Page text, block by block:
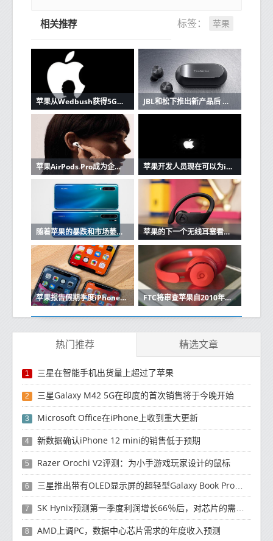
标签： 苹果
相关推荐
苹果从Wedbush获得5G潜在看涨信号 JBL和松下推出新产品后 苹果AirPods的竞争加剧
苹果AirPods Pro成为企业家最好朋友的3个原因 苹果开发人员现在可以为iOS和Mac应用程序创建单一购买的应用程序版本
随着苹果的暴跌和市场萎缩，华为在中国保持强大 苹果的下一个无线耳塞看起来很像Beats Powerbeats Pro
苹果报告假期季度iPhone销售强劲 FTC将审查苹果自2010年以来的收购
热门推荐 精选文章
1 三星在智能手机出货量上超过了苹果
2 三星Galaxy M42 5G在印度的首次销售将于今晚开始
3 Microsoft Office在iPhone上收到重大更新
4 新数据确认iPhone 12 mini的销售低于预期
5 Razer Orochi V2评测：为小手游戏玩家设计的鼠标
6 三星推出带有OLED显示屏的超轻型Galaxy Book Pro和Galaxy Book Pro 360笔记本电脑
7 SK Hynix预测第一季度利润增长66％后，对芯片的需求将增强
8 AMD上调PC，数据中心芯片需求的年度收入预测